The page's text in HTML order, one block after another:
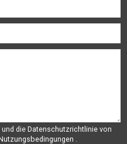
und die Datenschutzrichtlinie von
.